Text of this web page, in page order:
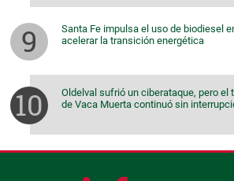
Santa Fe impulsa el uso de biodiesel
acelerar la transición energética
Oldelval sufrió un ciberataque, pero el
de Vaca Muerta continuó sin